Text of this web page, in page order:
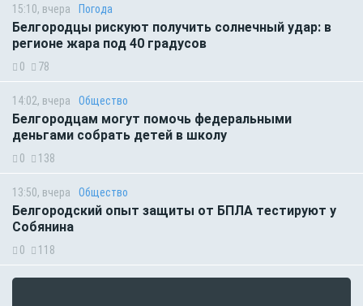
15:10, вчера Погода
Белгородцы рискуют получить солнечный удар: в
регионе жара под 40 градусов
0 78
14:02, вчера Общество
Белгородцам могут помочь федеральными
деньгами собрать детей в школу
0 138
13:50, вчера Общество
Белгородский опыт защиты от БПЛА тестируют у
Собянина
0 118